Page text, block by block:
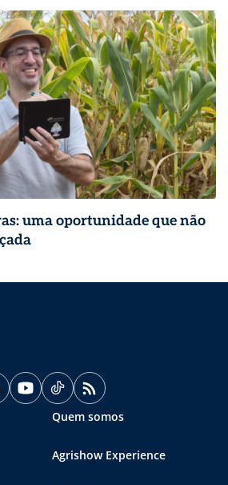
uma oportunidade que não
Quem somos
Agrishow Experience